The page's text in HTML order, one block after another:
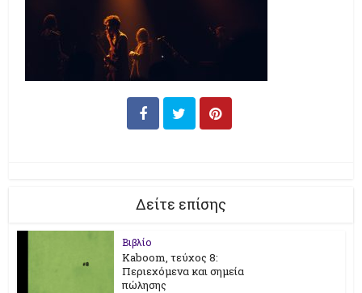
Δείτε επίσης
Βιβλίο
Kaboom, τεύχος 8:
Περιεχόμενα και σημεία
πώλησης